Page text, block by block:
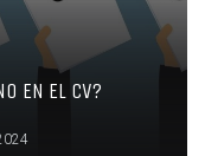
EN EL CV?